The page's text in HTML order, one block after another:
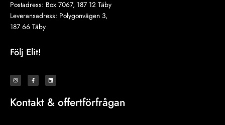
Postadress: Box 7067, 187 12 Täby
Leveransadress: Polygonvägen 3,
187 66 Täby
Följ Elit!
I
n
s
a
g
r
F
a
c
o
o
L
i
n
e
d
i
Kontakt & offertförfrågan